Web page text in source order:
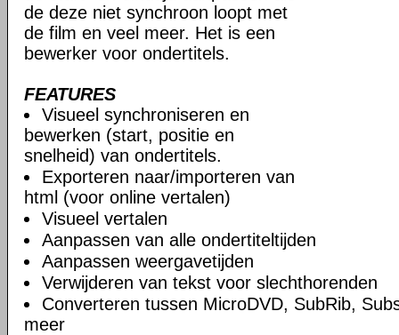
de deze niet synchroon loopt met
de film en veel meer. Het is een
bewerker voor ondertitels.
FEATURES
Visueel synchroniseren en
bewerken (start, positie en
snelheid) van ondertitels.
Exporteren naar/importeren van
html (voor online vertalen)
Visueel vertalen
Aanpassen van alle ondertiteltijden
Aanpassen weergavetijden
Verwijderen van tekst voor slechthorenden
Converteren tussen MicroDVD, SubRib,
meer